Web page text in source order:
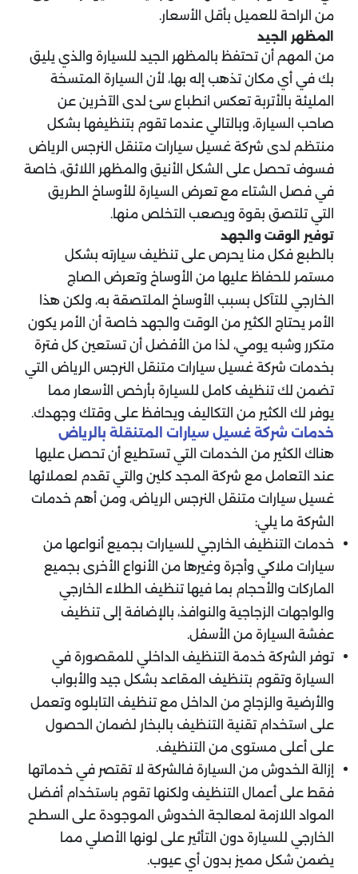
من الراحة للعميل بأقل الأسعار.
المظهر الجيد
من المهم أن تحتفظ بالمظهر الجيد للسيارة والذي يليق
بك في أي مكان تذهب إله بها، لأن السيارة المتسخة
المليئة بالأتربة تعكس انطباع سئ لدى الآخرين عن
صاحب السيارة، وبالتالي عندما تقوم بتنظيفها بشكل
منتظم لدى شركة غسيل سيارات متنقل النرجس الرياض
فسوف تحصل على الشكل الأنيق والمظهر اللائق، خاصة
في فصل الشتاء مع تعرض السيارة للأوساخ الطريق
التي تلتصق بقوة ويصعب التخلص منها.
توفير الوقت والجهد
بالطبع فكل منا يحرص على تنظيف سيارته بشكل
مستمر للحفاظ عليها من الأوساخ وتعرض الصاج
الخارجي للتآكل بسبب الأوساخ الملتصقة به، ولكن هذا
الأمر يحتاج الكثير من الوقت والجهد خاصة أن الأمر يكون
متكرر وشبه يومي، لذا من الأفضل أن تستعين كل فترة
بخدمات شركة غسيل سيارات متنقل النرجس الرياض التي
تضمن لك تنظيف كامل للسيارة بأرخص الأسعار مما
يوفر لك الكثير من التكاليف ويحافظ على وقتك وجهدك.
خدمات شركة غسيل سيارات المتنقلة بالرياض
هناك الكثير من الخدمات التي تستطيع أن تحصل عليها
عند التعامل مع شركة المجد كلين والتي تقدم لعملائها
غسيل سيارات متنقل النرجس الرياض، ومن أهم خدمات
الشركة ما يلي:
خدمات التنظيف الخارجي للسيارات بجميع أنواعها من
سيارات ملاكي وأجرة وغيرها من الأنواع الأخرى بجميع
الماركات والأحجام بما فيها تنظيف الطلاء الخارجي
والواجهات الزجاجية والنوافذ، بالإضافة إلى تنظيف
عفشة السيارة من الأسفل.
توفر الشركة خدمة التنظيف الداخلي للمقصورة في
السيارة وتقوم بتنظيف المقاعد بشكل جيد والأبواب
والأرضية والزجاج من الداخل مع تنظيف التابلوه وتعمل
على استخدام تقنية التنظيف بالبخار لضمان الحصول
على أعلى مستوى من التنظيف.
إزالة الخدوش من السيارة فالشركة لا تقتصر في خدماتها
فقط على أعمال التنظيف ولكنها تقوم باستخدام أفضل
المواد اللازمة لمعالجة الخدوش الموجودة على السطح
الخارجي للسيارة دون التأثير على لونها الأصلي مما
يضمن شكل مميز بدون أي عيوب.